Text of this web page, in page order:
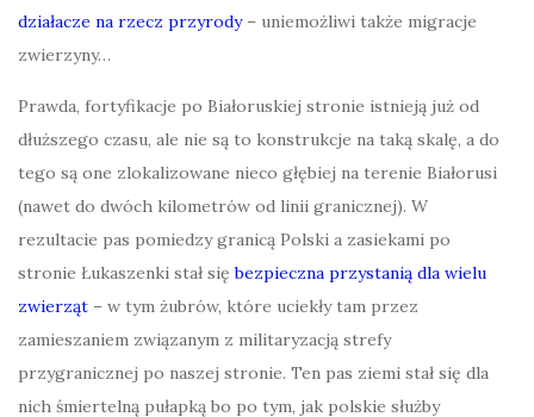
działacze na rzecz przyrody– uniemożliwi także migracje
zwierzyny…
Prawda, fortyfikacje po Białoruskiej stronie istnieją już od
dłuższego czasu, ale nie są to konstrukcje na taką skalę, a do
tego są one zlokalizowane nieco głębiej na terenie Białorusi
(nawet do dwóch kilometrów od linii granicznej). W
rezultacie pas pomiedzy granicą Polski a zasiekami po
stronie Łukaszenki stał siębezpieczna przystanią dla wielu
zwierząt – w tym żubrów, które uciekły tam przez
zamieszaniem związanym z militaryzacją strefy
przygranicznej po naszej stronie. Ten pas ziemi stał się dla
nich śmiertelną pułapką bo po tym, jak polskie służby